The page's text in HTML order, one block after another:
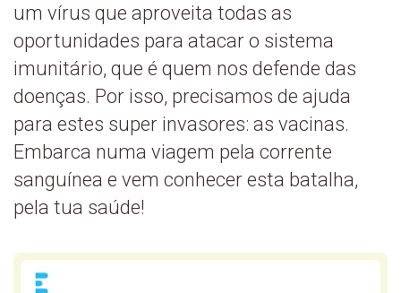
um vírus que aproveita todas as
oportunidades para atacar o sistema
imunitário, que é quem nos defende das
doenças. Por isso, precisamos de ajuda
para estes super invasores: as vacinas.
Embarca numa viagem pela corrente
sanguínea e vem conhecer esta batalha,
pela tua saúde!